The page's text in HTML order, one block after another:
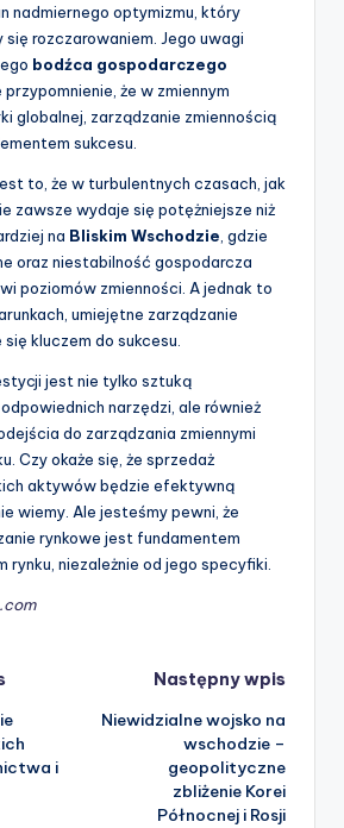
nadmiernego optymizmu, który
rozczarowaniem. Jego uwagi
bodźca gospodarczego
że w zmiennym
globalnej, zarządzanie zmiennością
sukcesu.
to, że w turbulentnych czasach, jak
zawsze wydaje się potężniejsze niż
na Bliskim Wschodzie , gdzie
oraz niestabilność gospodarcza
poziomów zmienności. A jednak to
umiejętne zarządzanie
kluczem do sukcesu.
jest nie tylko sztuką
narzędzi, ale również
do zarządzania zmiennymi
Czy okaże się, że sprzedaż
aktywów będzie efektywną
wiemy. Ale jesteśmy pewni, że
rynkowe jest fundamentem
rynku, niezależnie od jego specyfiki.
i
Następny wpis
Niewidzialne wojsko na
wschodzie –
geopolityczne
zbliżenie Korei
Północnej i Rosji